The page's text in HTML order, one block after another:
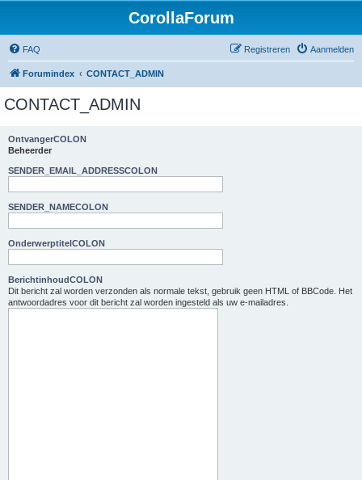
CorollaForum
FAQ Aanmelden
Registreren
Forumindex CONTACT_ADMIN
CONTACT_ADMIN
OntvangerCOLON
Beheerder
SENDER_EMAIL_ADDRESSCOLON
SENDER_NAMECOLON
OnderwerptitelCOLON
BerichtinhoudCOLON
Dit bericht zal worden verzonden als normale tekst, gebruik geen HTML of BBCode. Het
antwoordadres voor dit bericht zal worden ingesteld als uw e-mailadres.